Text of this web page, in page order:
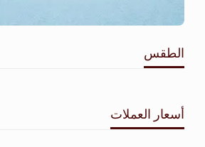
الطقس
أسعار العملات